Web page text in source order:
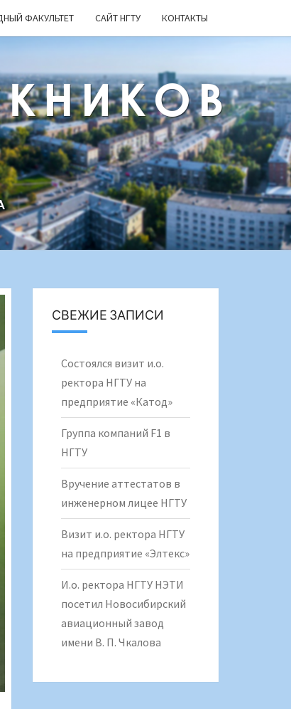
ФАКУЛЬТЕТ САЙТ НГТУ КОНТАКТЫ
СВЕЖИЕ ЗАПИСИ
Состоялся визит и.о.
ректора НГТУ на
предприятие «Катод»
Группа компаний F1 в
НГТУ
Вручение аттестатов в
инженерном лицее НГТУ
Визит и.о. ректора НГТУ
на предприятие «Элтекс»
И.о. ректора НГТУ НЭТИ
посетил Новосибирский
авиационный завод
имени В. П. Чкалова